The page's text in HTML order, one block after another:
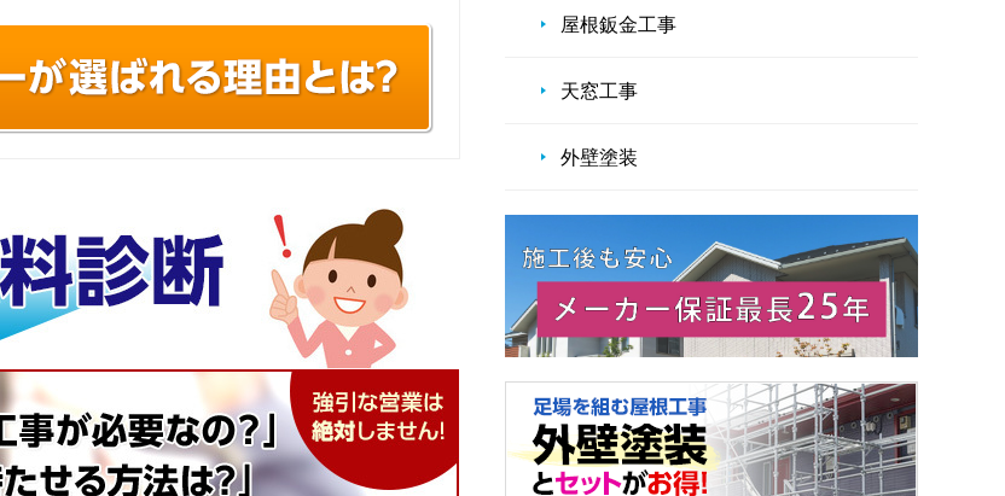
屋根鈑金工事
天窓工事
外壁塗装